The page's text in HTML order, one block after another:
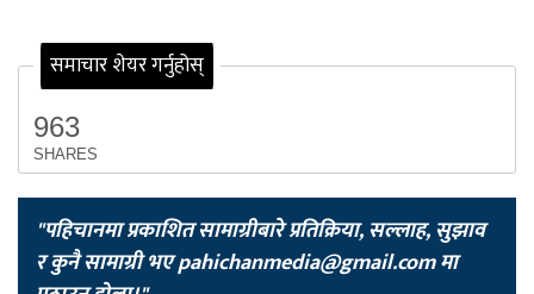
समाचार शेयर गर्नुहोस्
963
SHARES
"पहिचानमा प्रकाशित सामाग्रीबारे प्रतिक्रिया, सल्लाह, सुझाव
र कुनै सामाग्री भएpahichanmedia@gmail.comमा